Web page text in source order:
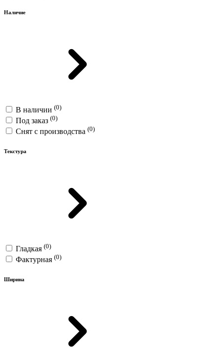
Наличие
В наличии (0)
Под заказ (0)
Снят с производства (0)
Текстура
Гладкая (0)
Фактурная (0)
Ширина